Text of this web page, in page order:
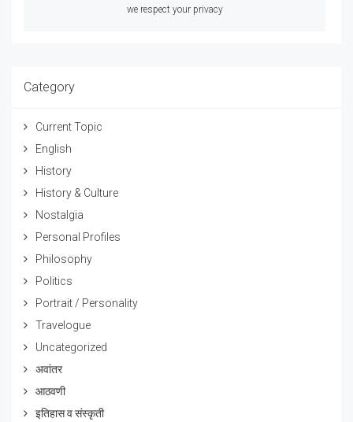
we respect your privacy
Category
Current Topic
English
History
History & Culture
Nostalgia
Personal Profiles
Philosophy
Politics
Portrait / Personality
Travelogue
Uncategorized
अवांतर
आठवणी
इतिहास व संस्कृती